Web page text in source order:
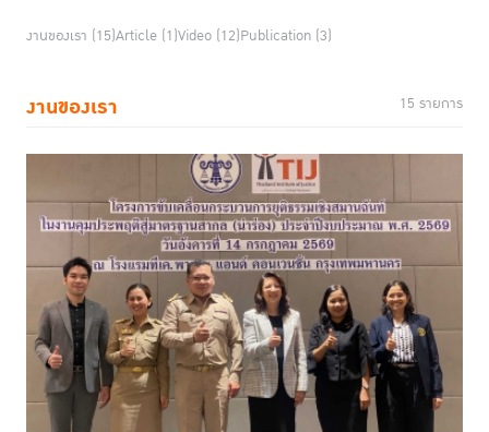
งานของเรา (15)Article (1)Video (12)Publication (3)
งานของเรา 15 รายการ